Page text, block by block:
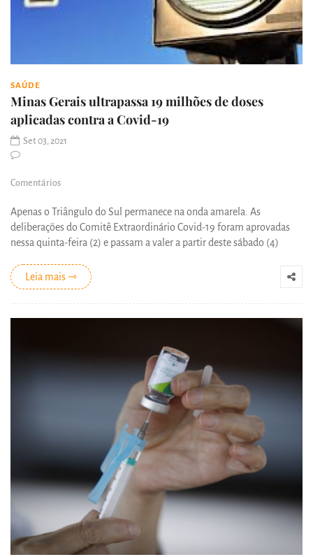
SAÚDE
Minas Gerais ultrapassa 19 milhões de doses
aplicadas contra a Covid-19
Set 03, 2021
Comentários
Apenas o Triângulo do Sul permanece na onda amarela. As
deliberações do Comitê Extraordinário Covid-19 foram aprovadas
nessa quinta-feira (2) e passam a valer a partir deste sábado (4)
Leia mais ⇾